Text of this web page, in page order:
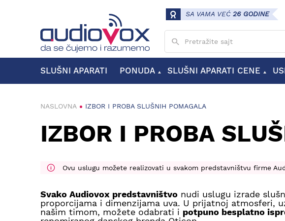
SA VAMA VEĆ 26 GODINE
SLUŠNI APARATI PONUDA SLUŠNI APARATI CENE
NASLOVNA IZBOR I PROBA SLUŠNIH POMAGALA
IZBOR I PROBA
Ovu uslugu možete realizovati u svakom predstavništvu firme
Svako Audiovox predstavništvo nudi uslugu izrade
proporcijama i dimenzijama uva. U prijatnoj atmosferi,
našim timom, možete odabrati i potpuno besplatno